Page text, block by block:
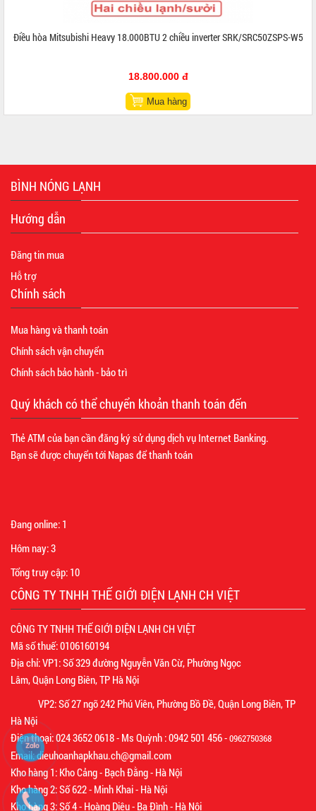
Điều hòa Mitsubishi Heavy 18.000BTU 2 chiều inverter SRK/SRC50ZSPS-W5
18.800.000 đ
Mua hàng
BÌNH NÓNG LẠNH
Hướng dẫn
Đăng tin mua
Hỗ trợ
Chính sách
Mua hàng và thanh toán
Chính sách vận chuyển
Chính sách bảo hành - bảo trì
Quý khách có thể chuyển khoản thanh toán đến
Thẻ ATM của bạn cần đăng ký sử dụng dịch vụ Internet Banking.
Bạn sẽ được chuyển tới Napas để thanh toán
Đang online: 1
Hôm nay:3
Tổng truy cập: 10
CÔNG TY TNHH THẾ GIỚI ĐIỆN LẠNH CH VIỆT
CÔNG TY TNHH THẾ GIỚI ĐIỆN LẠNH CH VIỆT
Mã số thuế: 0106160194
Địa chỉ: VP1: Số 329 đường Nguyễn Văn Cừ, Phường Ngọc
Lâm, Quận Long Biên, TP Hà Nội
VP2: Số 27 ngõ 242 Phú Viên, Phường Bồ Đề, Quận Long Biên, TP
Hà Nội
Điện thoại: 024 3652 0618 - Ms Quỳnh : 0942 501 456 -0962750368
Email: dieuhoanhapkhau.ch@gmail.com
Kho hàng 1: Kho Cảng - Bạch Đằng - Hà Nội
Kho hàng 2: Số 622 - Minh Khai - Hà Nội
Kho hàng 3: Số 4 - Hoàng Diệu - Ba Đình - Hà Nội